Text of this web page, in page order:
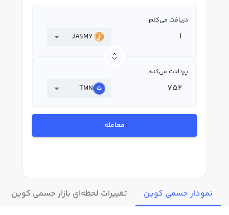
دریافت می‌کنم
JASMY
پرداخت می‌کنم
TMN
معامله
نمودار جسمی کوین تغییرات لحظه‌ای بازار جسمی کوین